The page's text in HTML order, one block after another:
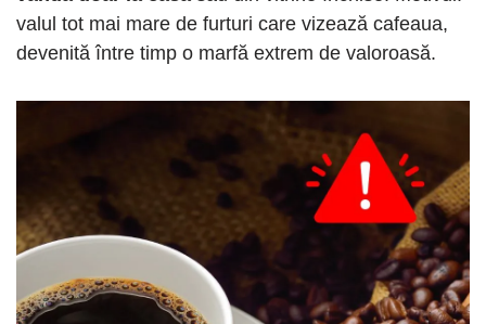
valul tot mai mare de furturi care vizează cafeaua,
devenită între timp o marfă extrem de valoroasă.